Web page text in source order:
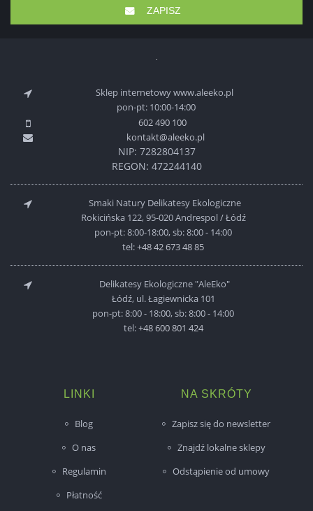
ZAPISZ
Sklep internetowy www.aleeko.pl
pon-pt: 10:00-14:00
602 490 100
kontakt@aleeko.pl
NIP: 7282804137
REGON: 472244140
Smaki Natury Delikatesy Ekologiczne
Rokicińska 122, 95-020 Andrespol / Łódź
pon-pt: 8:00-18:00, sb: 8:00 - 14:00
tel:+48 42 673 48 85
Delikatesy Ekologiczne "AleEko"
Łódź, ul. Łagiewnicka 101
pon-pt: 8:00 - 18:00, sb: 8:00 - 14:00
tel:+48 600 801 424
LINKI
Blog
O nas
Regulamin
Płatność
NA SKRÓTY
Zapisz się do newsletter
Znajdź lokalne sklepy
Odstąpienie od umowy